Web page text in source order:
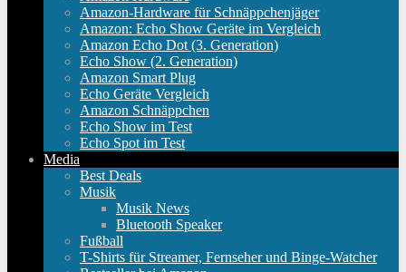
Amazon-Hardware für Schnäppchenjäger
Amazon: Echo Show Geräte im Vergleich
Amazon Echo Dot (3. Generation)
Echo Show (2. Generation)
Amazon Smart Plug
Echo Geräte Vergleich
Amazon Schnäppchen
Echo Show im Test
Echo Spot im Test
Media
Best Deals
Musik
Musik News
Bluetooth Speaker
Fußball
T-Shirts für Streamer, Fernseher und Binge-Watcher